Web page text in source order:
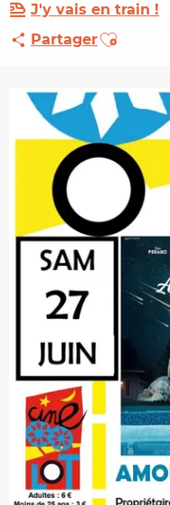
J'y vais en train !
PartagerAjouter